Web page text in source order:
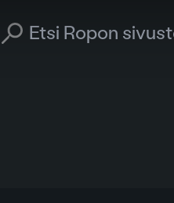
Search for: